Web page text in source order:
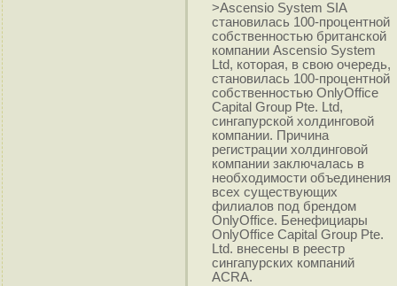
>Ascensio System SIA
становилась 100-процентной
собственностью британской
компании Ascensio System
Ltd, которая, в свою очередь,
становилась 100-процентной
собственностью OnlyOffice
Capital Group Pte. Ltd,
сингапурской холдинговой
компании. Причина
регистрации холдинговой
компании заключалась в
необходимости объединения
всех существующих
филиалов под брендом
OnlyOffice. Бенефициары
OnlyOffice Capital Group Pte.
Ltd. внесены в реестр
сингапурских компаний
ACRA.